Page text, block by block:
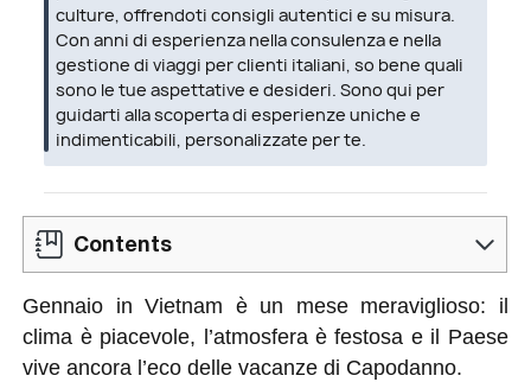
culture, offrendoti consigli autentici e su misura.
Con anni di esperienza nella consulenza e nella
gestione di viaggi per clienti italiani, so bene quali
sono le tue aspettative e desideri. Sono qui per
guidarti alla scoperta di esperienze uniche e
indimenticabili, personalizzate per te.
Contents
Il Nord – Hanoi, Sapa, Ha Giang, Ninh Binh,
Baia di Halong
Gennaio in Vietnam è un mese meraviglioso: il
clima è piacevole, l’atmosfera è festosa e il Paese
vive ancora l’eco delle vacanze di Capodanno.